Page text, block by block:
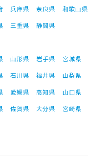
兵庫県 奈良県 和歌山県
三重県
静岡県
山形県 岩手県 宮城県
石川県 福井県 山梨県
愛媛県 高知県 山口県
佐賀県 大分県 宮崎県